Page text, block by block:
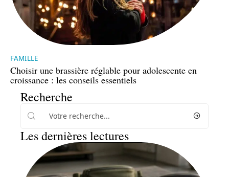
FAMILLE
Choisir une brassière réglable pour adolescente en
croissance : les conseils essentiels
Recherche
Les dernières lectures